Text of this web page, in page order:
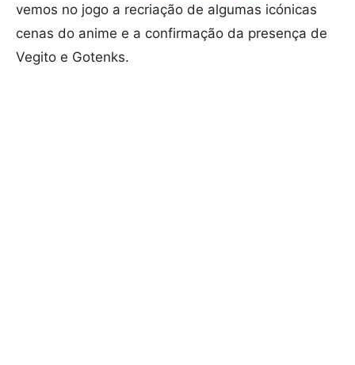
vemos no jogo a recriação de algumas icónicas
cenas do anime e a confirmação da presença de
Vegito e Gotenks.